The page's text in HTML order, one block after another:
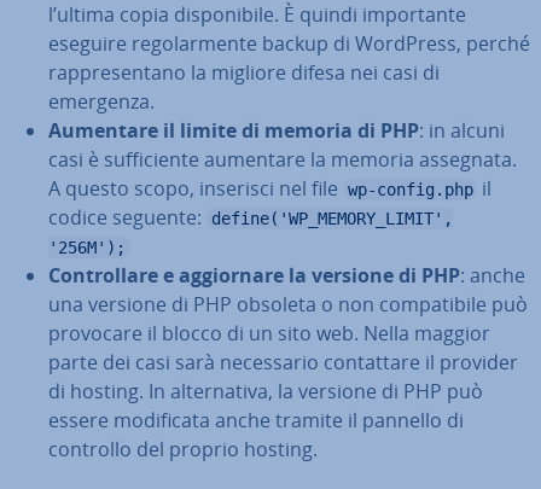
l’ultima copia di­spo­ni­bi­le. È quindi im­por­tan­te
eseguire re­go­lar­men­te backup di WordPress, perché
rap­pre­sen­ta­no la migliore difesa nei casi di
emergenza.
Aumentare il limite di memoria di PHP: in alcuni
casi è suf­fi­cien­te aumentare la memoria assegnata.
A questo scopo, inserisci nel file wp-config.php il
codice seguente:
define('WP_MEMORY_LIMIT',
'256M');
Con­trol­la­re e ag­gior­na­re la versione di PHP: anche
una versione di PHP obsoleta o non com­pa­ti­bi­le può
provocare il blocco di un sito web. Nella maggior
parte dei casi sarà ne­ces­sa­rio con­tat­ta­re il provider
di hosting. In al­ter­na­ti­va, la versione di PHP può
essere mo­di­fi­ca­ta anche tramite il pannello di
controllo del proprio hosting.